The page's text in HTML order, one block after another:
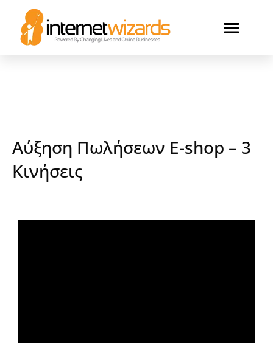
Αύξηση Πωλήσεων E-shop – 3
Κινήσεις